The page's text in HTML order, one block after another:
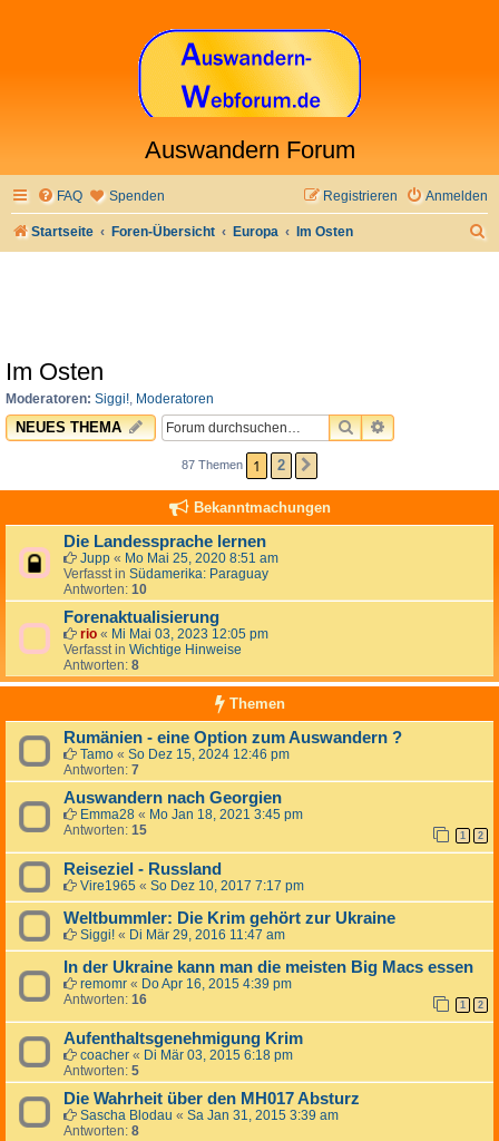
Auswandern Forum
FAQ Spenden Anmelden
Registrieren
Startseite Foren-Übersicht Europa Im Osten
Im Osten
Moderatoren: Siggi!, Moderatoren
NEUES THEMA SUCHEERWEITERTE
87 Themen 1 2
Bekanntmachungen
Die Landessprache lernen
Jupp « Mo Mai 25, 2020 8:51 am
Verfasst in Südamerika: Paraguay
Antworten: 10
Forenaktualisierung
rio « Mi Mai 03, 2023 12:05 pm
Verfasst in Wichtige Hinweise
Antworten: 8
Themen
Rumänien - eine Option zum Auswandern ?
Tamo « So Dez 15, 2024 12:46 pm
Antworten: 7
Auswandern nach Georgien
Emma28 « Mo Jan 18, 2021 3:45 pm
Antworten: 15 1 2
Reiseziel - Russland
Vire1965 « So Dez 10, 2017 7:17 pm
Weltbummler: Die Krim gehört zur Ukraine
Siggi! « Di Mär 29, 2016 11:47 am
In der Ukraine kann man die meisten Big Macs essen
remomr « Do Apr 16, 2015 4:39 pm
Antworten: 16 1 2
Aufenthaltsgenehmigung Krim
coacher « Di Mär 03, 2015 6:18 pm
Antworten: 5
Die Wahrheit über den MH017 Absturz
Sascha Blodau « Sa Jan 31, 2015 3:39 am
Antworten: 8